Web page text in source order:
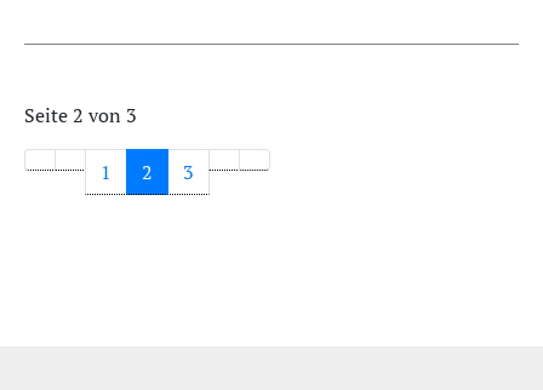
Seite 2 von 3
1 2 3